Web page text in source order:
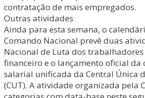
contratação de mais empregados.
Outras atividades
Ainda para esta semana, o
Comando Nacional prevê duas
Nacional de Luta dos
financeiro e o lançamento oficial da
salarial unificada da Central Única
(CUT). A atividade organizada pela